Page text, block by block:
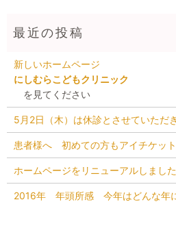
新しいホームページ
にしむらこどもクリニック
を見てください
5月2日（木）は休診とさせていただ
患者様へ 初めての方もアイチケッ
ホームページをリニューアルしました
2016年 年頭所感 今年はどんな年